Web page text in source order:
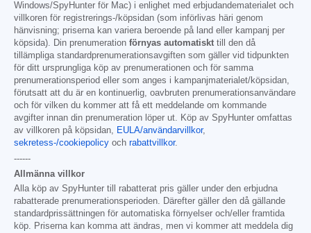
Windows/SpyHunter för Mac) i enlighet med erbjudandematerialet och
villkoren för registrerings-/köpsidan (som införlivas häri genom
hänvisning; priserna kan variera beroende på land eller kampanj per
köpsida). Din prenumeration förnyas automatiskt till den då
tillämpliga standardprenumerationsavgiften som gäller vid tidpunkten
för ditt ursprungliga köp av prenumerationen och för samma
prenumerationsperiod eller som anges i kampanjmaterialet/köpsidan,
förutsatt att du är en kontinuerlig, oavbruten prenumerationsanvändare
och för vilken du kommer att få ett meddelande om kommande
avgifter innan din prenumeration löper ut. Köp av SpyHunter omfattas
av villkoren på köpsidan, EULA/användarvillkor,
sekretess-/cookiepolicy och rabattvillkor.
------
Allmänna villkor
Alla köp av SpyHunter till rabatterat pris gäller under den erbjudna
rabatterade prenumerationsperioden. Därefter gäller den då gällande
standardprissättningen för automatiska förnyelser och/eller framtida
köp. Priserna kan komma att ändras, men vi kommer att meddela dig